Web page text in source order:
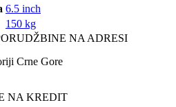
6.5 inch
150 kg
NA ADRESI
Crne Gore
NA KREDIT